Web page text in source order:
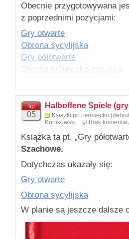
Jerzy Konikowski/Uwe
Obecnie przygotowywana
z poprzednimi pozycjami:
Gry otwarte
Obrona sycylijska
Gry półotwarte
Obrona królewsko-indyjska
lip
05
Halboffene Spiele
Książki po niemiecku
Konikowski
Brak
Książka ta pt. „Gry
Szachowe.
Dotychczas ukazały się:
Gry otwarte
Obrona sycylijska
W planie są jeszcze dalsze